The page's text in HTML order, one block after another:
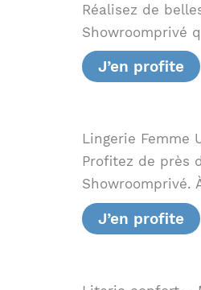
Réalisez de
Showroomprivé
J’en profite
Lingerie Femme
Profitez de près
Showroomprivé.
J’en profite